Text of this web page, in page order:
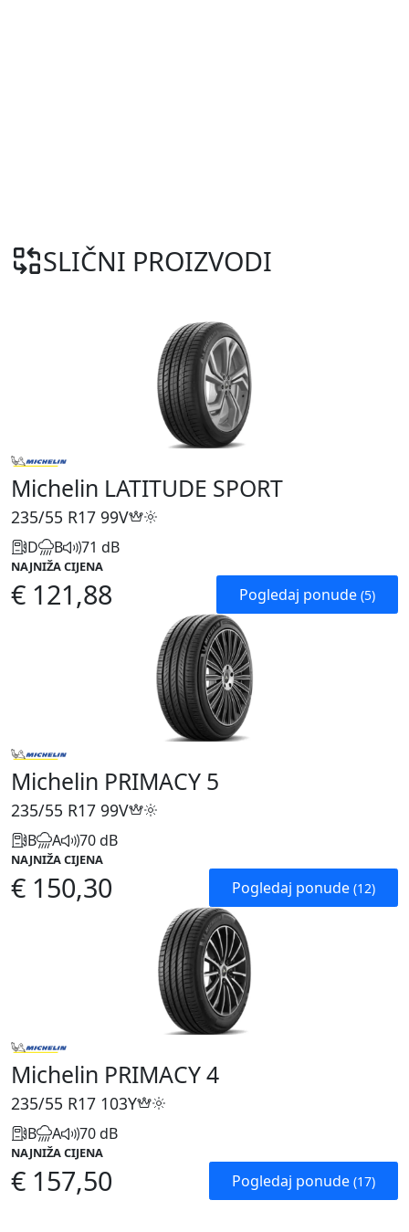
SLIČNI PROIZVODI
Michelin LATITUDE SPORT
235/55 R17 99V
D B 71 dB
NAJNIŽA CIJENA
€ 121,88 Pogledaj ponude (5)
Michelin PRIMACY 5
235/55 R17 99V
B A 70 dB
NAJNIŽA CIJENA
€ 150,30 Pogledaj ponude (12)
Michelin PRIMACY 4
235/55 R17 103Y
B A 70 dB
NAJNIŽA CIJENA
€ 157,50 Pogledaj ponude (17)